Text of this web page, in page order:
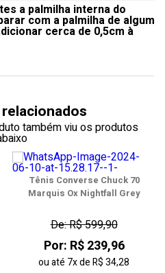
a palmilha interna do
com a palmilha de algum
cerca de 0,5cm à
também viu os produtos
Tênis Converse Chuck 70
Marquis Ox Nightfall Grey
De: R$ 599,90
Por: R$ 239,96
ou até 7xdeR$ 34,28